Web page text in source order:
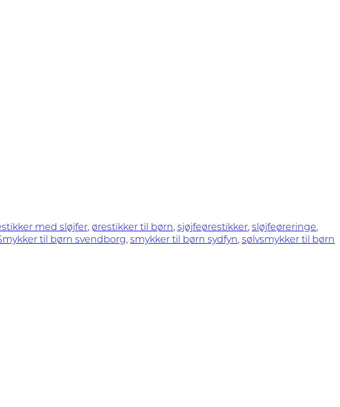
med sløjfer, ørestikker til børn, sjøjfeørestikker, sløjfeøreringe,
til børn svendborg, smykker til børn sydfyn, sølvsmykker til børn